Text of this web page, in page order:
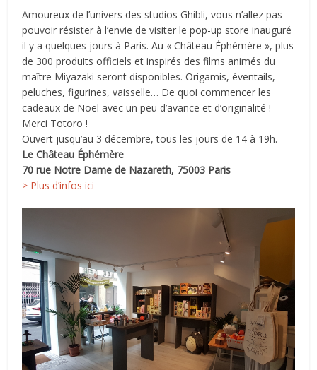
Amoureux de l’univers des studios Ghibli, vous n’allez pas
pouvoir résister à l’envie de visiter le pop-up store inauguré
il y a quelques jours à Paris. Au « Château Éphémère », plus
de 300 produits officiels et inspirés des films animés du
maître Miyazaki seront disponibles. Origamis, éventails,
peluches, figurines, vaisselle… De quoi commencer les
cadeaux de Noël avec un peu d’avance et d’originalité !
Merci Totoro !
Ouvert jusqu’au 3 décembre, tous les jours de 14 à 19h.
Le Château Éphémère
70 rue Notre Dame de Nazareth, 75003 Paris
> Plus d’infos ici